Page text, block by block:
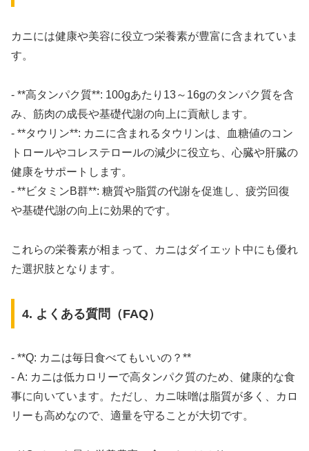
カニには健康や美容に役立つ栄養素が豊富に含まれていま
す。
- **高タンパク質**: 100gあたり13～16gのタンパク質を含
み、筋肉の成長や基礎代謝の向上に貢献します。
- **タウリン**: カニに含まれるタウリンは、血糖値のコン
トロールやコレステロールの減少に役立ち、心臓や肝臓の
健康をサポートします。
- **ビタミンB群**: 糖質や脂質の代謝を促進し、疲労回復
や基礎代謝の向上に効果的です。
これらの栄養素が相まって、カニはダイエット中にも優れ
た選択肢となります。
4. よくある質問（FAQ）
- **Q: カニは毎日食べてもいいの？**
- A: カニは低カロリーで高タンパク質のため、健康的な食
事に向いています。ただし、カニ味噌は脂質が多く、カロ
リーも高めなので、適量を守ることが大切です。